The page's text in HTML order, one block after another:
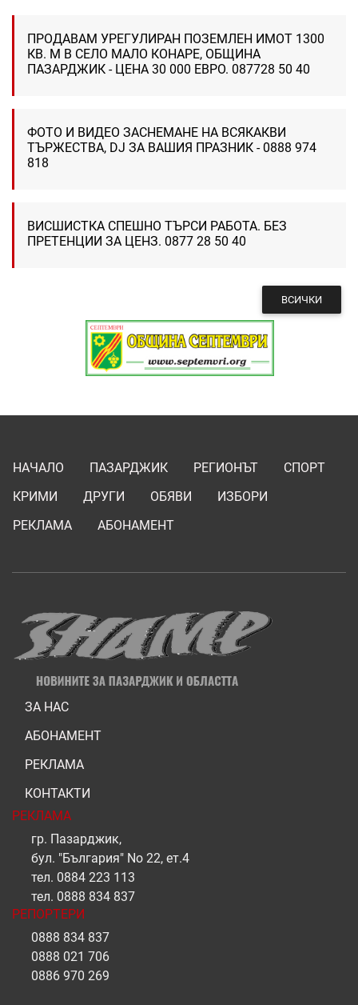
ПРОДАВАМ УРЕГУЛИРАН ПОЗЕМЛЕН ИМОТ 1300
КВ. М В СЕЛО МАЛО КОНАРЕ, ОБЩИНА
ПАЗАРДЖИК - ЦЕНА 30 000 ЕВРО. 087728 50 40
ФОТО И ВИДЕО ЗАСНЕМАНЕ НА ВСЯКАКВИ
ТЪРЖЕСТВА, DJ ЗА ВАШИЯ ПРАЗНИК - 0888 974
818
ВИСШИСТКА СПЕШНО ТЪРСИ РАБОТА. БЕЗ
ПРЕТЕНЦИИ ЗА ЦЕНЗ. 0877 28 50 40
ВСИЧКИ
НАЧАЛО ПАЗАРДЖИК РЕГИОНЪТ
СПОРТ
КРИМИ
ДРУГИ ОБЯВИ
ИЗБОРИ
РЕКЛАМА
АБОНАМЕНТ
ЗА НАС
АБОНАМЕНТ
РЕКЛАМА
КОНТАКТИ
РЕКЛАМА
гр. Пазарджик,
бул. "България" No 22, ет.4
тел. 0884 223 113
тел. 0888 834 837
РЕПОРТЕРИ
0888 834 837
0888 021 706
0886 970 269